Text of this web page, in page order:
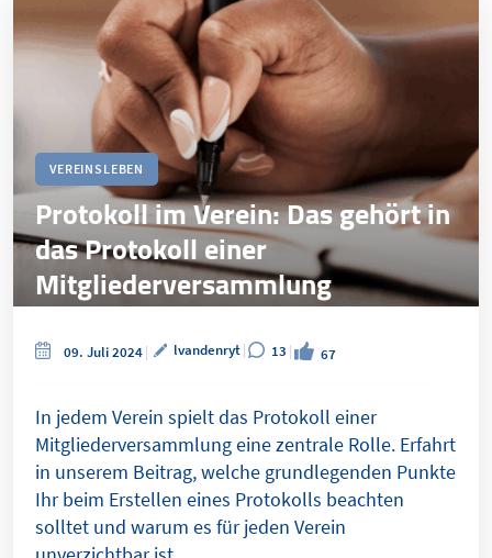
VEREINSLEBEN
Protokoll im Verein: Das gehört in
das Protokoll einer
Mitgliederversammlung
09. Juli 2024 lvandenryt 13 67
In jedem Verein spielt das Protokoll einer
Mitgliederversammlung eine zentrale Rolle. Erfahrt
in unserem Beitrag, welche grundlegenden Punkte
Ihr beim Erstellen eines Protokolls beachten
solltet und warum es für jeden Verein